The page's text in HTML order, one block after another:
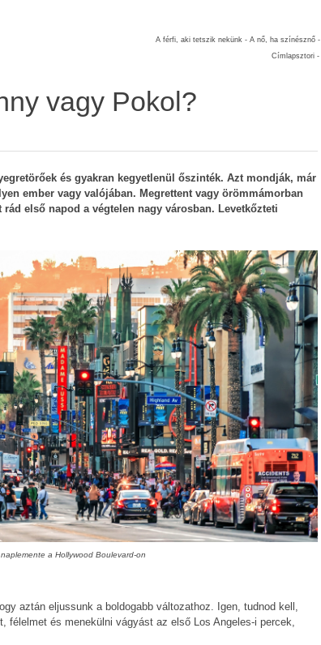
A férfi, aki tetszik nekünk - A nő, ha színésznő -
Címlapsztori -
vagy Pokol?
és gyakran kegyetlenül őszinték. Azt mondják, már
ember vagy valójában. Megrettent vagy örömmámorban
első napod a végtelen nagy városban. Levetkőzteti
a Hollywood Boulevard-on
aztán eljussunk a boldogabb változathoz. Igen, tudnod kell,
félelmet és menekülni vágyást az első Los Angeles-i percek,